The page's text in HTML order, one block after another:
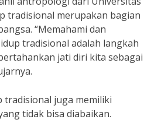
tradisional merupakan bagian
“Memahami dan
tradisional adalah langkah
jati diri kita sebagai
tradisional juga memiliki
tidak bisa diabaikan.